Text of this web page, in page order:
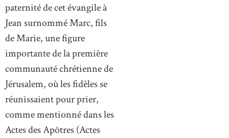
paternité de cet évangile à
Jean surnommé Marc, fils
de Marie, une figure
importante de la première
communauté chrétienne de
Jérusalem, où les fidèles se
réunissaient pour prier,
comme mentionné dans les
Actes des Apôtres (Actes